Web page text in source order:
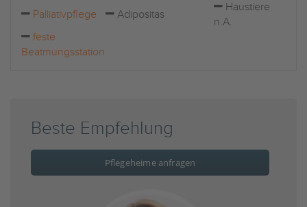
Palliativpflege
Adipositas
Haustiere
n.A.
feste
Beatmungsstation
Beste Empfehlung
Pflegeheime anfragen